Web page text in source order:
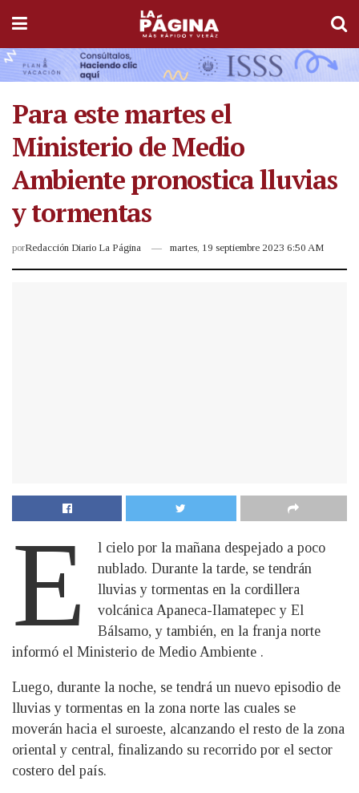
Para este martes el
Ministerio de Medio
Ambiente pronostica lluvias
y tormentas
porRedacción Diario La Página martes, 19 septiembre 2023 6:50 AM
E
l cielo por la mañana despejado a poco
nublado. Durante la tarde, se tendrán
lluvias y tormentas en la cordillera
volcánica Apaneca-Ilamatepec y El
Bálsamo, y también, en la franja norte
informó el Ministerio de Medio Ambiente .
Luego, durante la noche, se tendrá un nuevo episodio de
lluvias y tormentas en la zona norte las cuales se
moverán hacia el suroeste, alcanzando el resto de la zona
oriental y central, finalizando su recorrido por el sector
costero del país.